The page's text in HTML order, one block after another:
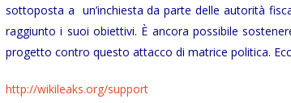
sottoposta a un’inchiesta da parte delle autorità
raggiunto i suoi obiettivi. È ancora possibile
progetto contro questo attacco di matrice politica.
http://wikileaks.org/support